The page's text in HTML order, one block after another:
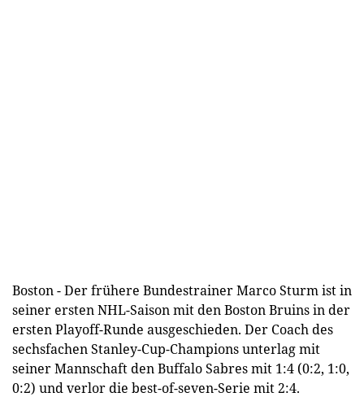
Boston - Der frühere Bundestrainer Marco Sturm ist in
seiner ersten NHL-Saison mit den Boston Bruins in der
ersten Playoff-Runde ausgeschieden. Der Coach des
sechsfachen Stanley-Cup-Champions unterlag mit
seiner Mannschaft den Buffalo Sabres mit 1:4 (0:2, 1:0,
0:2) und verlor die best-of-seven-Serie mit 2:4.